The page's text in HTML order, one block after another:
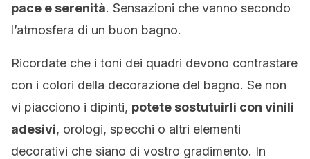
pace e serenità. Sensazioni che vanno secondo
l’atmosfera di un buon bagno.
Ricordate che i toni dei quadri devono contrastare
con i colori della decorazione del bagno. Se non
vi piacciono i dipinti, potete sostutuirli con vinili
adesivi, orologi, specchi o altri elementi
decorativi che siano di vostro gradimento. In